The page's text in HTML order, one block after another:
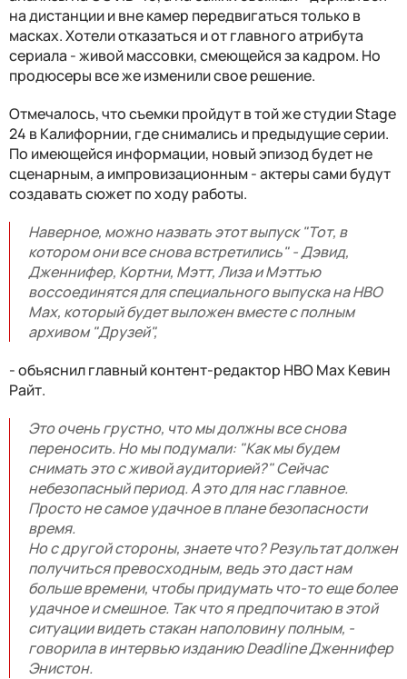
на дистанции и вне камер передвигаться только в
масках. Хотели отказаться и от главного атрибута
сериала - живой массовки, смеющейся за кадром. Но
продюсеры все же изменили свое решение.
Отмечалось, что съемки пройдут в той же студии Stage
24 в Калифорнии, где снимались и предыдущие серии.
По имеющейся информации, новый эпизод будет не
сценарным, а импровизационным - актеры сами будут
создавать сюжет по ходу работы.
Наверное, можно назвать этот выпуск "Тот, в
котором они все снова встретились" - Дэвид,
Дженнифер, Кортни, Мэтт, Лиза и Мэттью
воссоединятся для специального выпуска на HBO
Max, который будет выложен вместе с полным
архивом "Друзей",
- объяснил главный контент-редактор HBO Max Кевин
Райт.
Это очень грустно, что мы должны все снова
переносить. Но мы подумали: "Как мы будем
снимать это с живой аудиторией?" Сейчас
небезопасный период. А это для нас главное.
Просто не самое удачное в плане безопасности
время.
Но с другой стороны, знаете что? Результат должен
получиться превосходным, ведь это даст нам
больше времени, чтобы придумать что-то еще более
удачное и смешное. Так что я предпочитаю в этой
ситуации видеть стакан наполовину полным, -
говорила в интервью изданию Deadline Дженнифер
Энистон.